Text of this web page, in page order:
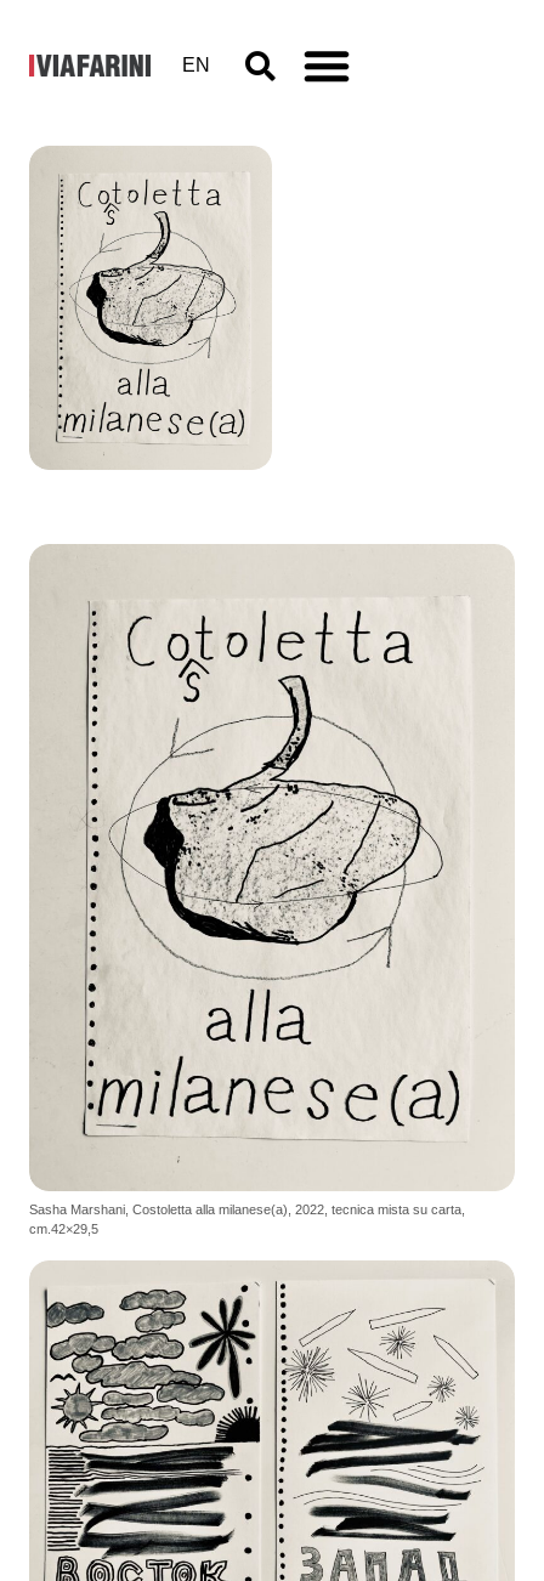
EN
Collezione
2021 –
2030
Sasha Marshani, Costoletta alla milanese(a), 2022, tecnica mista su carta,
cm.42×29,5